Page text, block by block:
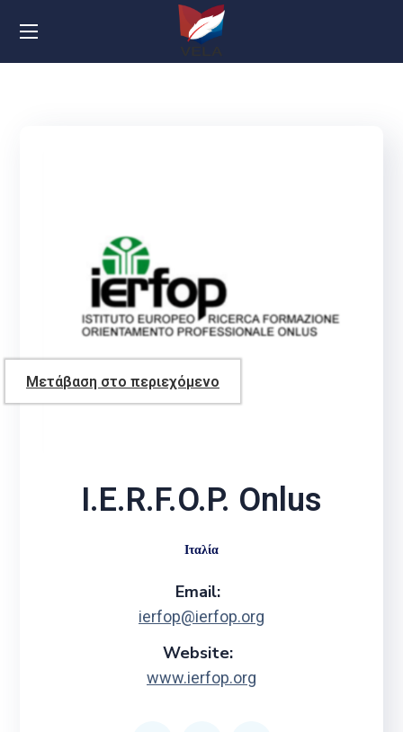
Μετάβαση στο περιεχόμενο
I.E.R.F.O.P. Onlus
Ιταλία
Email:
ierfop@ierfop.org
Website:
www.ierfop.org